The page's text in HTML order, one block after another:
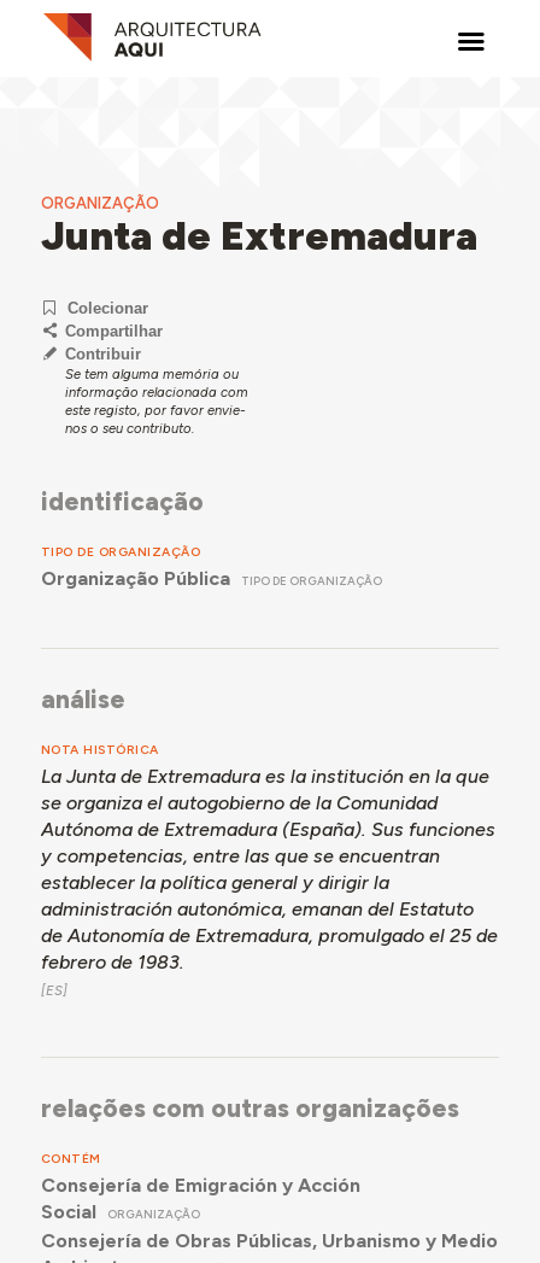
ORGANIZAÇÃO
Junta de Extremadura
Colecionar
Compartilhar
Contribuir
Se tem alguma memória ou
informação relacionada com
este registo, por favor envie-
nos o seu contributo.
identificação
TIPO DE ORGANIZAÇÃO
Organização Pública TIPO DE ORGANIZAÇÃO
análise
NOTA HISTÓRICA
La Junta de Extremadura es la institución en la que
se organiza el autogobierno de la Comunidad
Autónoma de Extremadura (España). Sus funciones
y competencias, entre las que se encuentran
establecer la política general y dirigir la
administración autonómica, emanan del Estatuto
de Autonomía de Extremadura, promulgado el 25 de
febrero de 1983.
relações com outras organizações
CONTÉM
Consejería de Emigración y Acción
Social
ORGANIZAÇÃO
Consejería de Obras Públicas, Urbanismo y Medio